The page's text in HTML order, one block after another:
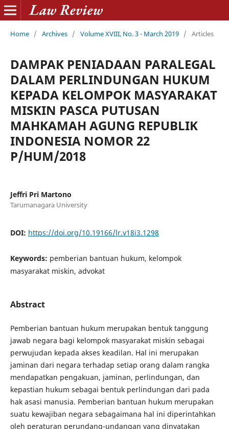
Home / Archives / Volume XVIII, No. 3 - March 2019 / Articles
DAMPAK PENIADAAN PARALEGAL
DALAM PERLINDUNGAN HUKUM
KEPADA KELOMPOK MASYARAKAT
MISKIN PASCA PUTUSAN
MAHKAMAH AGUNG REPUBLIK
INDONESIA NOMOR 22
P/HUM/2018
Jeffri Pri Martono
Tarumanagara University
DOI: https://doi.org/10.19166/lr.v18i3.1298
Keywords: pemberian bantuan hukum, kelompok
masyarakat miskin, advokat
Abstract
Pemberian bantuan hukum merupakan bentuk tanggung
jawab negara bagi kelompok masyarakat miskin sebagai
perwujudan kepada akses keadilan. Hal ini merupakan
jaminan dari negara terhadap setiap orang dalam rangka
mendapatkan pengakuan, jaminan, perlindungan, dan
kepastian hukum sebagai bentuk perlindungan dari pada
hak asasi manusia. Pemberian bantuan hukum merupakan
suatu kewajiban negara sebagaimana hal ini diperintahkan
oleh peraturan perundang-undangan yang dinyatakan